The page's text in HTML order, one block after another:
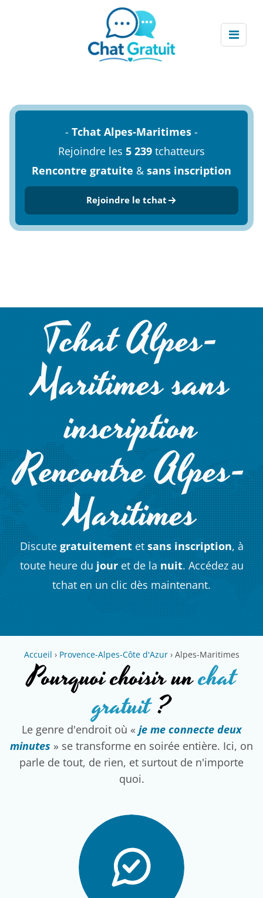
- Tchat Alpes-Maritimes -
Rejoindre les 5 239 tchatteurs
Rencontre gratuite & sans inscription
Rejoindre le tchat
Tchat Alpes-
Maritimes sans
inscription
Rencontre Alpes-
Maritimes
Discute gratuitementetsans inscription, à
toute heure du jouret de lanuit. Accédez au
tchat en un clic dès maintenant.
Accueil › Provence-Alpes-Côte d'Azur › Alpes-Maritimes
Pourquoi choisir unchat
gratuit?
Le genre d'endroit où « je me connecte deux
minutes » se transforme en soirée entière. Ici, on
parle de tout, de rien, et surtout de n'importe
quoi.